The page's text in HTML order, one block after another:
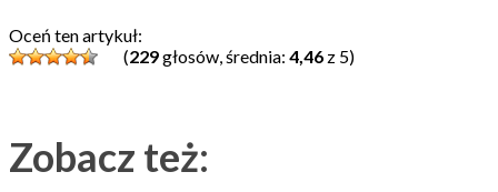
Oceń ten artykuł:
(229głosów, średnia: 4,46 z 5)
Zobacz też: